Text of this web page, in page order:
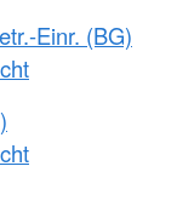
Einr. (BG)